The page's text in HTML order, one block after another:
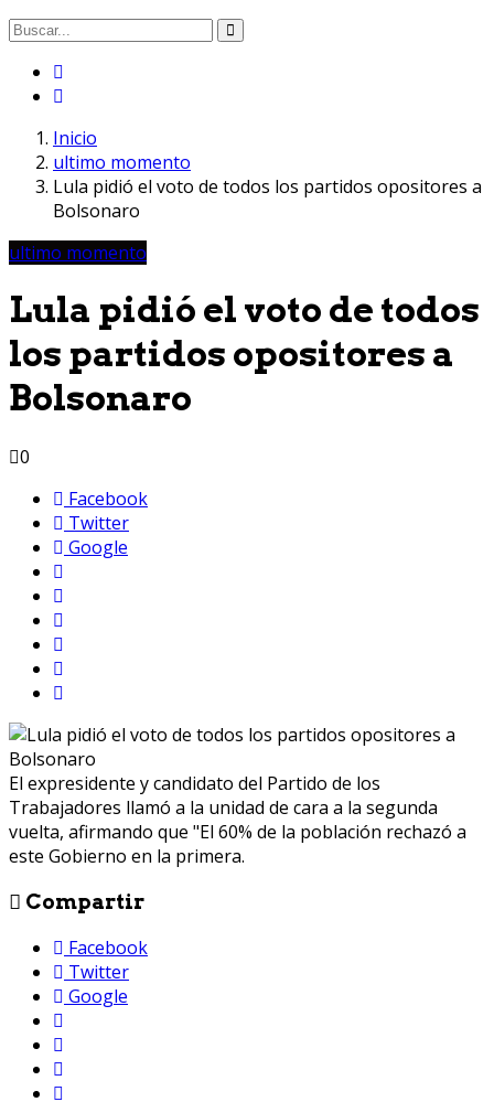
Inicio
ultimo momento
Lula pidió el voto de todos los partidos opositores a
Bolsonaro
ultimo momento
Lula pidió el voto de todos
los partidos opositores a
Bolsonaro
0
Facebook
Twitter
Google
El expresidente y candidato del Partido de los
Trabajadores llamó a la unidad de cara a la segunda
vuelta, afirmando que "El 60% de la población rechazó a
este Gobierno en la primera.
Compartir
Facebook
Twitter
Google